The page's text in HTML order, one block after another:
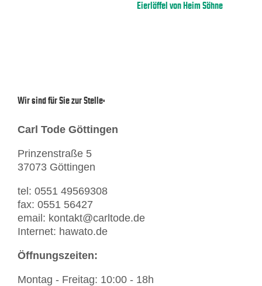
Eierlöffel von Heim Söhne
Wir sind für Sie zur Stelle:
Carl Tode Göttingen
Prinzenstraße 5
37073 Göttingen
tel: 0551 49569308
fax: 0551 56427
email: kontakt@carltode.de
Internet: hawato.de
Öffnungszeiten:
Montag - Freitag: 10:00 - 18h